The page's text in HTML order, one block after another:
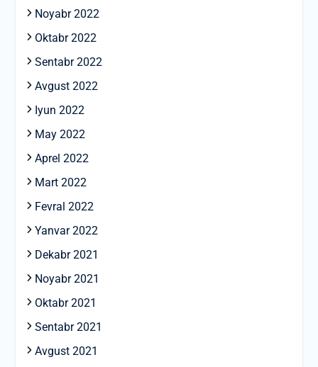
Noyabr 2022
Oktabr 2022
Sentabr 2022
Avgust 2022
Iyun 2022
May 2022
Aprel 2022
Mart 2022
Fevral 2022
Yanvar 2022
Dekabr 2021
Noyabr 2021
Oktabr 2021
Sentabr 2021
Avgust 2021